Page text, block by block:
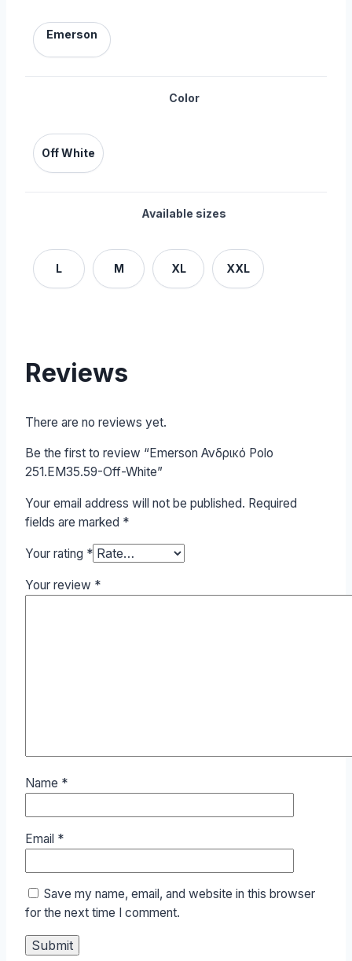
Emerson
Color
Off White
Available sizes
L M XL XXL
Reviews
There are no reviews yet.
Be the first to review “Emerson Ανδρικό Polo
251.EM35.59-Off-White”
Your email address will not be published. Required
fields are marked *
Your rating *
Your review *
Name *
Email *
Save my name, email, and website in this browser
for the next time I comment.